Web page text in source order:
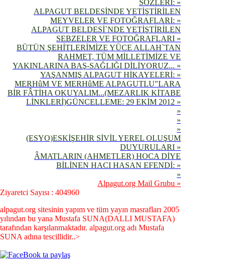
SÖZLERİ: »
ALPAGUT BELDESİNDE YETİŞTİRİLEN
MEYVELER VE FOTOĞRAFLARI: »
ALPAGUT BELDESİ`NDE YETİŞTİRİLEN
SEBZELER VE FOTOĞRAFLARI »
BÜTÜN ŞEHİTLERİMİZE YÜCE ALLAH`TAN
RAHMET, TÜM MİLLETİMİZE VE
YAKINLARINA BAŞ-SAĞLIĞI DİLİYORUZ... »
YAŞANMIŞ ALPAGUT HİKAYELERİ: »
MERHûM VE MERHûME ALPAGUTLU"LARA
BİR FÂTİHA OKUYALIM...(MEZARLIK KİTABE
LİNKLERİ)GÜNCELLEME: 29 EKİM 2012 »
»
»
»
(ESYO)ESKİŞEHİR SİVİL YEREL OLUŞUM
DUYURULARI »
ÂMATLARIN (AHMETLER) HOCA DİYE
BİLİNEN HACI HASAN EFENDİ: »
»
Alpagut.org Mail Grubu »
Ziyaretci Sayısı : 404960
alpagut.org sitesinin yapım ve tüm yayın masrafları 2005
yılından bu yana Mustafa SUNA(DALLI MUSTAFA)
tarafından karşılanmaktadır. alpagut.org adı Mustafa
SUNA adına tescillidir..>